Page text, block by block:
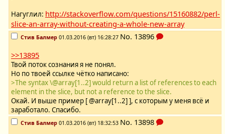
Нагуглил: http://stackoverflow.com/questions/15160882/perl-
slice-an-array-without-creating-a-whole-new-array
Стив Балмер 01.03.2016 (вт) 16:28:27 No. 13896
>>13895
Твой поток сознания я не понял.
Но по твоей ссылке чётко написано:
>The syntax \@array[1..2] would return a list of references to each
element in the slice, but not a reference to the slice.
Окай. И выше пример [ @array[1..2] ], с которым у меня всё и
заработало. Спасибо.
Стив Балмер 01.03.2016 (вт) 18:32:53 No. 13898